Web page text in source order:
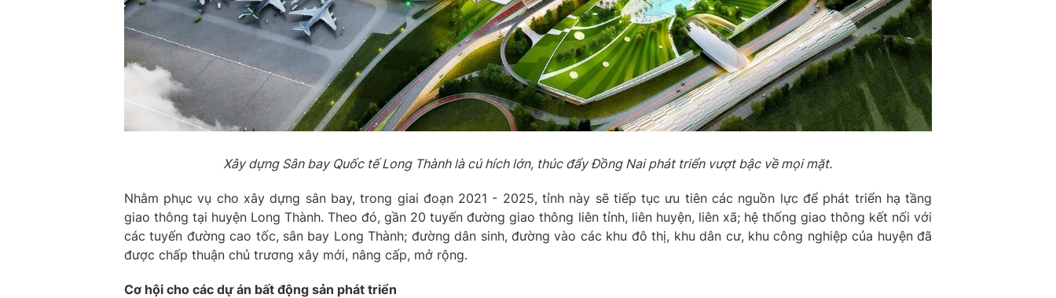
Xây dựng Sân bay Quốc tế Long Thành là cú hích lớn, thúc đẩy Đồng Nai phát triển vượt bậc về mọi mặt.
Nhằm phục vụ cho xây dựng sân bay, trong giai đoạn 2021 - 2025, tỉnh này sẽ tiếp tục ưu tiên các nguồn lực để phát triển hạ tầng
giao thông tại huyện Long Thành. Theo đó, gần 20 tuyến đường giao thông liên tỉnh, liên huyện, liên xã; hệ thống giao thông kết nối với
các tuyến đường cao tốc, sân bay Long Thành; đường dân sinh, đường vào các khu đô thị, khu dân cư, khu công nghiệp của huyện đã
được chấp thuận chủ trương xây mới, nâng cấp, mở rộng.
Cơ hội cho các dự án bất động sản phát triển